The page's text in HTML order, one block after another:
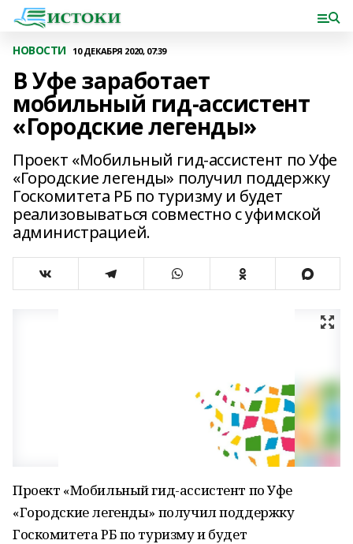
НОВОСТИ 10 ДЕКАБРЯ 2020, 07:39
В Уфе заработает
мобильный гид-ассистент
«Городские легенды»
Проект «Мобильный гид-ассистент по Уфе
«Городские легенды» получил поддержку
Госкомитета РБ по туризму и будет
реализовываться совместно с уфимской
администрацией.
Проект «Мобильный гид-ассистент по Уфе
«Городские легенды» получил поддержку
Госкомитета РБ по туризму и будет